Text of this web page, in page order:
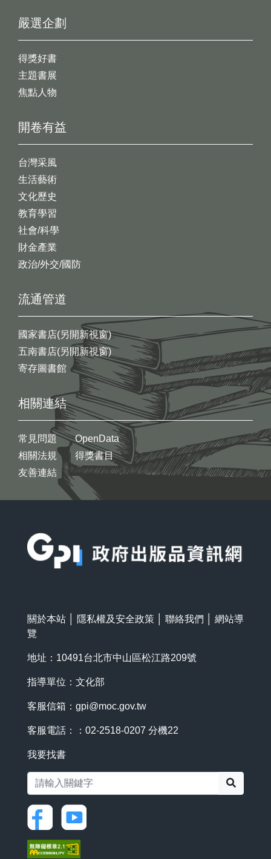
開卷有益
台灣采風
生活藝術
文化歷史
教育學習
社會/科學
財金產業
政治/外交/國防
嚴選企劃
得獎好書
主題書展
焦點人物
流通管道
國家書店(另開新視窗)
五南書店(另開新視窗)
寄存圖書館
相關連結
常見問題
相關法規
友善連結
OpenData
得獎書目
關於本站 隱私權及安全政策 聯絡我們
網站導
覽
地址：10491台北市中山區松江路209號
指導單位：文化部
客服信箱： gpi@moc.gov.tw
客服電話：：02-2518-0207 分機22
我要找書